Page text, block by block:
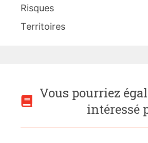
Risques
Territoires
Vous pourriez
intéressé